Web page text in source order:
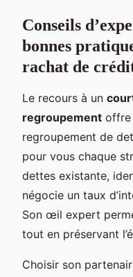
Conseils
bonnes
rachat de
Le recours à un
regroupement offre
regroupement de
pour vous chaque
dettes existante,
négocie un taux
Son œil expert
tout en préservant
Choisir son